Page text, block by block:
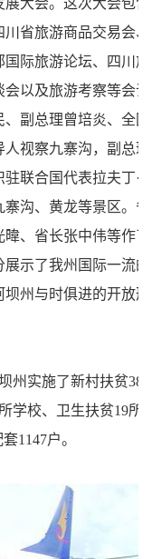
大会。这次大会包含
省旅游商品交易会、
际旅游论坛、四川旅
以及旅游考察等会议
副总理曾培炎、全国
视察九寨沟，副总理
联合国代表拉夫丁·
沟、黄龙等景区。省
、省长张中伟等作了
示了我州国际一流的
州与时俱进的开放形
州实施了新村扶贫38
学校、卫生扶贫19所
1147户。